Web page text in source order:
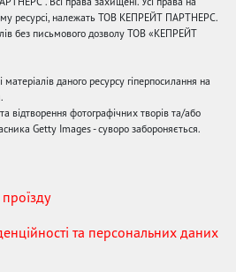
ресурсі, належать ТОВ КЕПРЕЙТ ПАРТНЕРС.
без письмового дозволу ТОВ «КЕПРЕЙТ
даного ресурсу гіперпосилання на
відтворення фотографічних творів та/або
Getty Images - суворо забороняється.
та персональних даних